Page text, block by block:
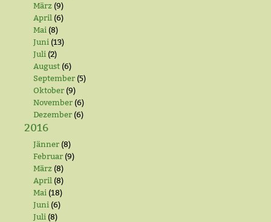
März (9)
April (6)
Mai (8)
Juni (13)
Juli (2)
August (6)
September (5)
Oktober (9)
November (6)
Dezember (6)
2016
Jänner (8)
Februar (9)
März (8)
April (8)
Mai (18)
Juni (6)
Juli (8)